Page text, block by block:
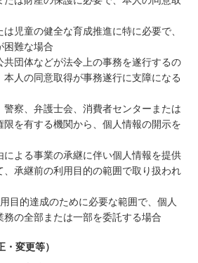
児童の健全な育成推進に特に必要で、
困難な場合
共団体などが法令上の事務を遂行するの
本人の同意取得が事務遂行に支障になる
警察、弁護士会、消費者センターまたは
限を有する機関から、個人情報の開示を
による事業の承継に伴い個人情報を提供
、承継前の利用目的の範囲で取り扱われ
目的達成のために必要な範囲で、個人
務の全部または一部を委託する場合
変更等）